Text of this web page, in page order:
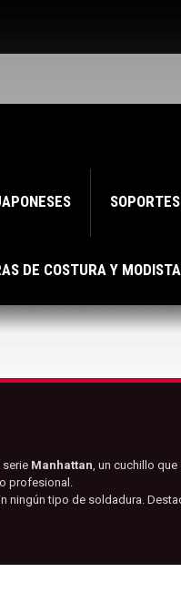
DE COSTURA Y MODISTA
serie Manhattan, un cuchillo
profesional.
ningún tipo de soldadura.